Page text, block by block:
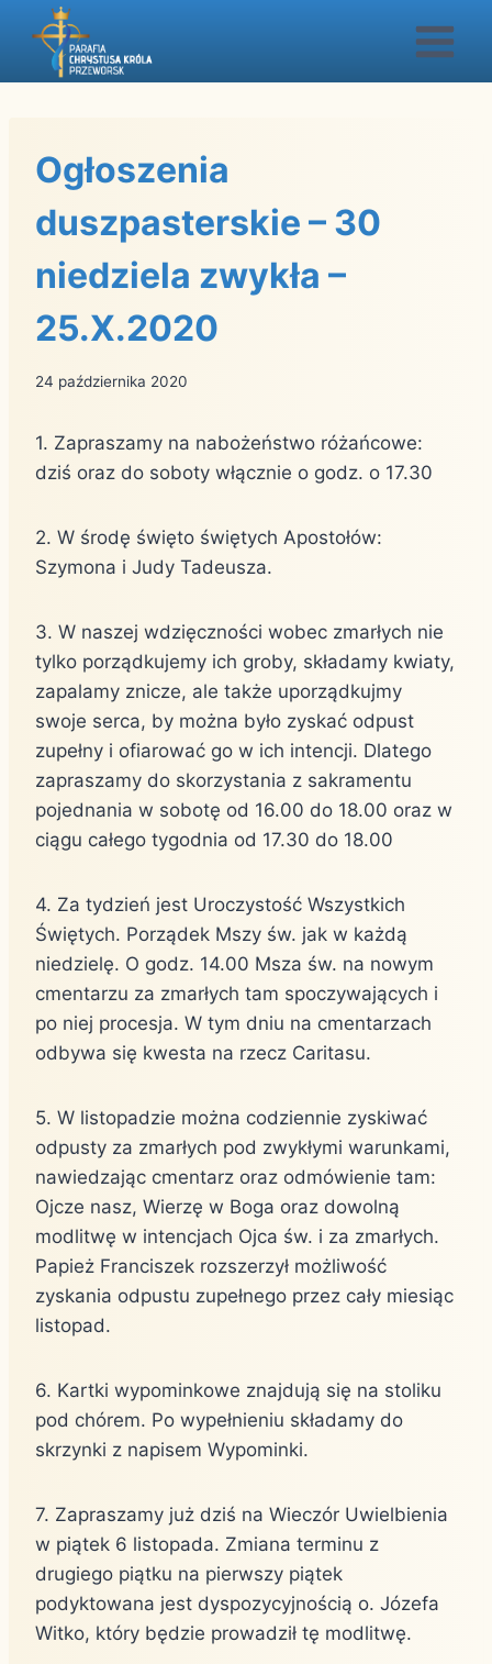
Przejdź
Ogłoszenia
duszpasterskie – 30
niedziela zwykła –
25.X.2020
24 października 2020
1. Zapraszamy na nabożeństwo różańcowe:
dziś oraz do soboty włącznie o godz. o 17.30
2. W środę święto świętych Apostołów:
Szymona i Judy Tadeusza.
3. W naszej wdzięczności wobec zmarłych nie
tylko porządkujemy ich groby, składamy kwiaty,
zapalamy znicze, ale także uporządkujmy
swoje serca, by można było zyskać odpust
zupełny i ofiarować go w ich intencji. Dlatego
zapraszamy do skorzystania z sakramentu
pojednania w sobotę od 16.00 do 18.00 oraz w
ciągu całego tygodnia od 17.30 do 18.00
4. Za tydzień jest Uroczystość Wszystkich
Świętych. Porządek Mszy św. jak w każdą
niedzielę. O godz. 14.00 Msza św. na nowym
cmentarzu za zmarłych tam spoczywających i
po niej procesja. W tym dniu na cmentarzach
odbywa się kwesta na rzecz Caritasu.
5. W listopadzie można codziennie zyskiwać
odpusty za zmarłych pod zwykłymi warunkami,
nawiedzając cmentarz oraz odmówienie tam:
Ojcze nasz, Wierzę w Boga oraz dowolną
modlitwę w intencjach Ojca św. i za zmarłych.
Papież Franciszek rozszerzył możliwość
zyskania odpustu zupełnego przez cały miesiąc
listopad.
6. Kartki wypominkowe znajdują się na stoliku
pod chórem. Po wypełnieniu składamy do
skrzynki z napisem Wypominki.
7. Zapraszamy już dziś na Wieczór Uwielbienia
w piątek 6 listopada. Zmiana terminu z
drugiego piątku na pierwszy piątek
podyktowana jest dyspozycyjnością o. Józefa
Witko, który będzie prowadził tę modlitwę.